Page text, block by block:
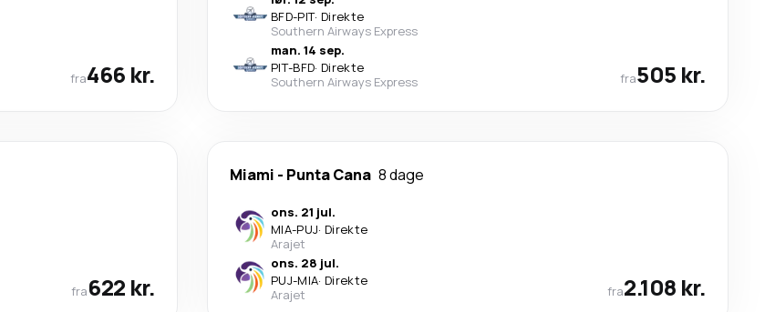
fra466 kr.
BFD-PIT· Direkte
Southern Airways Express
man. 14 sep.
PIT-BFD· Direkte
Southern Airways Express
fra505 kr.
fra622 kr.
Miami - Punta Cana 8 dage
ons. 21 jul.
MIA-PUJ· Direkte
Arajet
ons. 28 jul.
PUJ-MIA· Direkte
Arajet
fra2.108 kr.